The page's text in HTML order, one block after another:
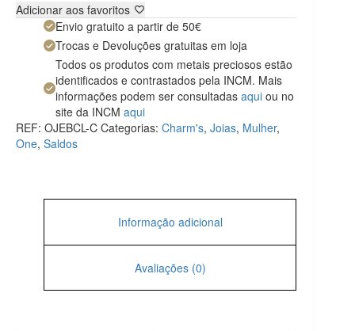
Adicionar aos favoritos
Envio gratuito a partir de 50€
Trocas e Devoluções gratuitas em loja
Todos os produtos com metais preciosos estão
identificados e contrastados pela INCM. Mais
informações podem ser consultadas aqui ou no
site da INCM aqui
REF: OJEBCL-C Categorias: Charm's, Joias, Mulher,
One, Saldos
Informação adicional
Avaliações (0)